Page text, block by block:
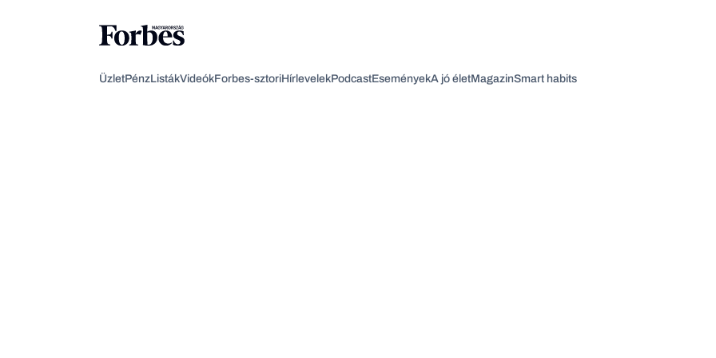
ÜzletPénzListákVideókForbes-sztoriHírlevelekPodcastEseményekA jó életMagazinSmart habits